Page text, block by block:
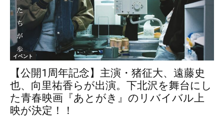
イベント
【公開1周年記念】主演・猪征大、遠藤史
也、向里祐香らが出演。下北沢を舞台にし
た青春映画『あとがき』のリバイバル上
映が決定！！